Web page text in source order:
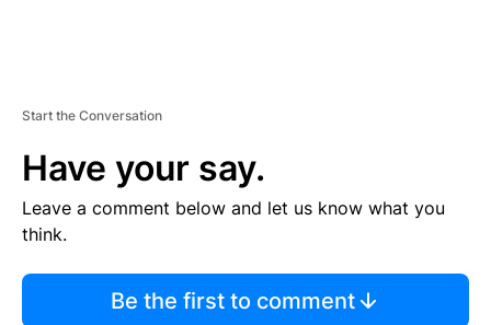
Start the Conversation
Have your say.
Leave a comment below and let us know what you
think.
Be the first to comment